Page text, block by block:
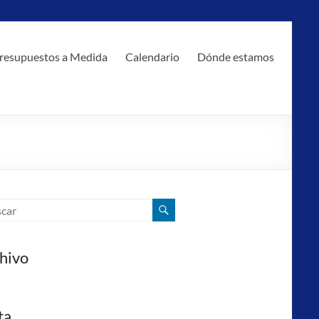
a Medida Calendario Dónde estamos